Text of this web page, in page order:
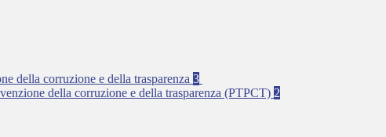
della corruzione e della trasparenza 3
della corruzione e della trasparenza (PTPCT) 2